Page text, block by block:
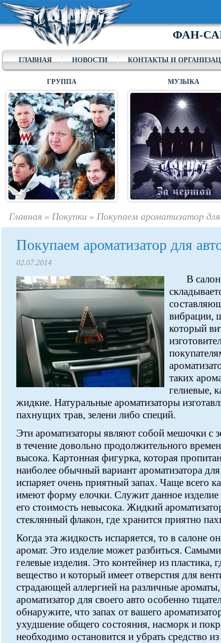
ФАН-
ГЛАВНАЯ НОВОСТИ КОНТАКТЫ И
ГРУППА МУЗЫКА
Главная » Покупки » Покупаем ароматизатор
Покупаем ароматизатор для
02.07.2014
В
вибрации,
который
таких
гелиевые,
жидкие. Натуральные ароматизаторы
пахнущих трав, зелени либо специй.
Эти ароматизаторы являют собой мешочки с
в течение довольно продолжительного
высока. Картонная фигурка, которая
наиболее обычный вариант ароматизатора
испаряет очень приятный запах. Чаще всего
имеют форму елочки. Служит данное изделие
его стоимость невысока. Жидкий
стеклянный флакон, где хранится приятно
Когда эта жидкость испаряется, то в салоне
аромат. Это изделие может разбиться.
гелевые изделия. Это контейнер из пластика,
вещество и который имеет отверстия для
страдающей аллергией на различные
ароматизатор для своего авто особенно
обнаружите, что запах от вашего
ухудшение общего состояния, насморк и
необходимо остановится и убрать средство из